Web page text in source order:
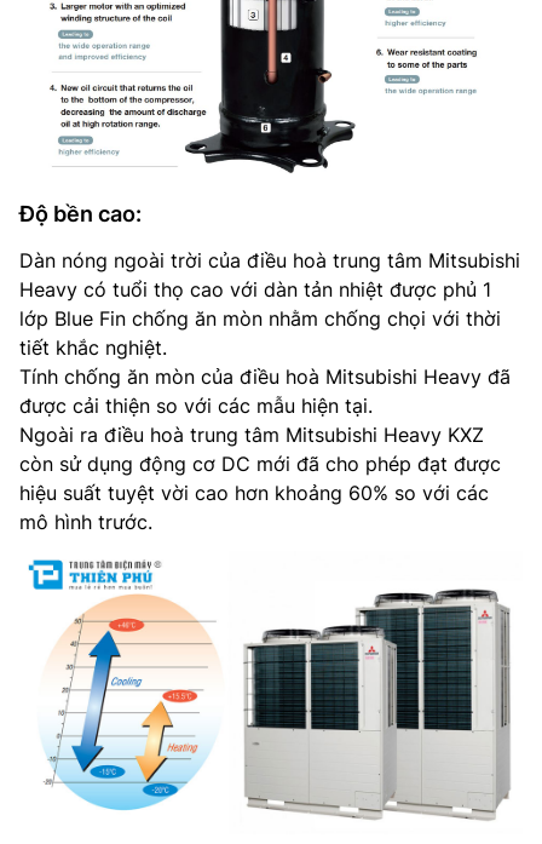
Độ bền cao:
Dàn nóng ngoài trời của điều hoà trung tâm Mitsubishi
Heavy có tuổi thọ cao với dàn tản nhiệt được phủ 1
lớp Blue Fin chống ăn mòn nhằm chống chọi với thời
tiết khắc nghiệt.
Tính chống ăn mòn của điều hoà Mitsubishi Heavy đã
được cải thiện so với các mẫu hiện tại.
Ngoài ra điều hoà trung tâm Mitsubishi Heavy KXZ
còn sử dụng động cơ DC mới đã cho phép đạt được
hiệu suất tuyệt vời cao hơn khoảng 60% so với các
mô hình trước.